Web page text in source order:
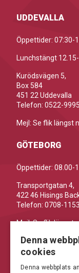
UDDEVALLA
Öppettider: 07:30-
Lunchstängt
Kurödsvägen 5,
Box 584
451 22 Uddevalla
Telefon: 0522-
Mejl: Se flik längst
GÖTEBORG
Öppettider: 08.00-
Transportgatan 4,
422 46 Hisings
Telefon: 0708-
Mejl: Se flik längst
BRÅLANDA
Öppettider: 07:00-
Denna
cookies
Denna webbplats